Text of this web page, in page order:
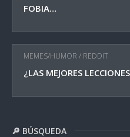
FOBIA…
MEMES/HUMOR / REDDIT
¿LAS MEJORES
🔎 BÚSQUEDA